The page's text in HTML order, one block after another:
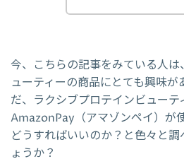
今、こちらの記事をみている人
ューティーの商品にとても興味が
だ、ラクシブプロテインビューテ
AmazonPay（アマゾンペイ）が
どうすればいいのか？と色々と
ょうか？